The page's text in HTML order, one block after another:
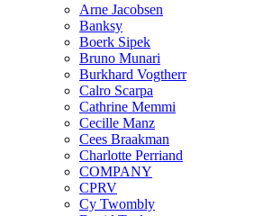
Arne Jacobsen
Banksy
Boerk Sipek
Bruno Munari
Burkhard Vogtherr
Calro Scarpa
Cathrine Memmi
Cecille Manz
Cees Braakman
Charlotte Perriand
COMPANY
CPRV
Cy Twombly